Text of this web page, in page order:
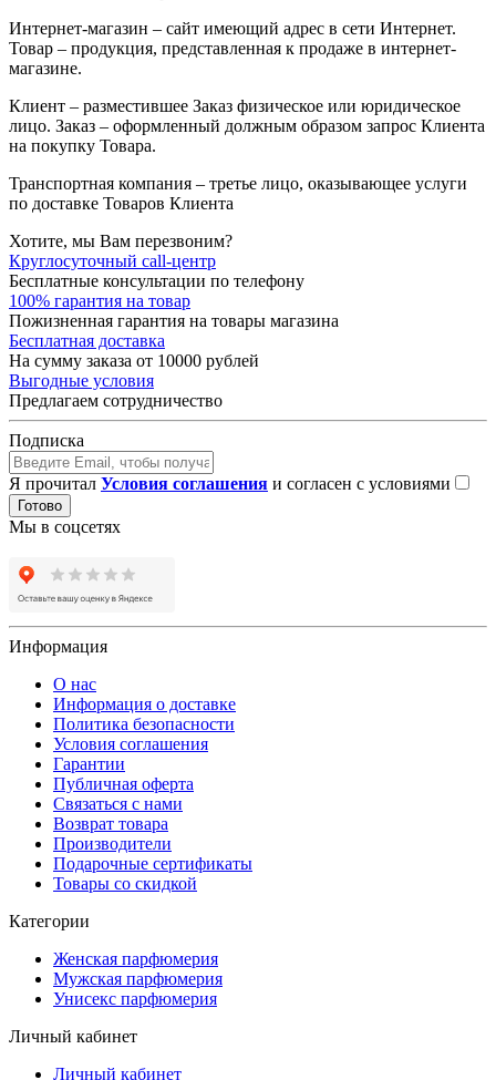
Интернет-магазин – сайт имеющий адрес в сети Интернет.
Товар – продукция, представленная к продаже в интернет-
магазине.
Клиент – разместившее Заказ физическое или юридическое
лицо. Заказ – оформленный должным образом запрос Клиента
на покупку Товара.
Транспортная компания – третье лицо, оказывающее услуги
по доставке Товаров Клиента
Хотите, мы Вам перезвоним?
Круглосуточный call-центр
Бесплатные консультации по телефону
100% гарантия на товар
Пожизненная гарантия на товары магазина
Бесплатная доставка
На сумму заказа от 10000 рублей
Выгодные условия
Предлагаем сотрудничество
Подписка
Я прочитал Условия соглашения и согласен с условиями
Готово
Мы в соцсетях
Информация
О нас
Информация о доставке
Политика безопасности
Условия соглашения
Гарантии
Публичная оферта
Связаться с нами
Возврат товара
Производители
Подарочные сертификаты
Товары со скидкой
Категории
Женская парфюмерия
Мужская парфюмерия
Унисекс парфюмерия
Личный кабинет
Личный кабинет